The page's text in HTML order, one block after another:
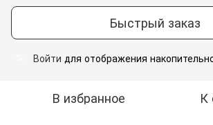
Быстрый заказ
Войти для отображения
В избранное К